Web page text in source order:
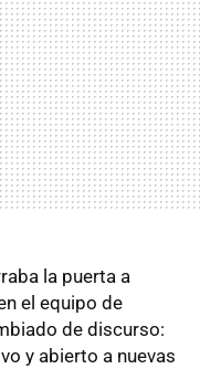
la puerta a
el equipo de
de discurso:
y abierto a nuevas